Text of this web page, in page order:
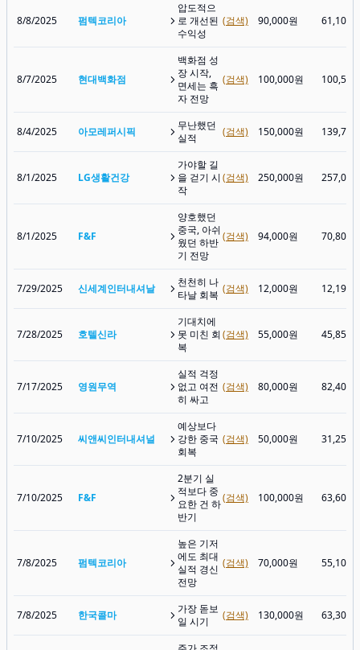
8/8/2025 펌텍코리아
압도적으
로 개선된
수익성
(검색) 90,000원 61,100
8/7/2025 현대백화점
백화점 성
장 시작,
면세는 흑
자 전망
(검색) 100,000원 100,500
8/4/2025 아모레퍼시픽
무난했던
실적
(검색) 150,000원 139,700
8/1/2025 LG생활건강
가야할 길
을 걷기 시
작
(검색) 250,000원 257,000
8/1/2025 F&F
양호했던
중국, 아쉬
웠던 하반
기 전망
(검색) 94,000원 70,800
7/29/2025 신세계인터내셔날
천천히 나
타날 회복 (검색) 12,000원 12,190
7/28/2025 호텔신라
기대치에
못 미친 회
복
(검색) 55,000원 45,850
7/17/2025 영원무역
실적 걱정
없고 여전
히 싸고
(검색) 80,000원 82,400
7/10/2025 씨앤씨인터내셔널
예상보다
강한 중국
회복
(검색) 50,000원 31,250
7/10/2025 F&F
2분기 실
적보다 중
요한 건 하
반기
(검색) 100,000원 63,600
7/8/2025 펌텍코리아
높은 기저
에도 최대
실적 경신
전망
(검색) 70,000원 55,100
7/8/2025 한국콜마
가장 돋보
일 시기
(검색) 130,000원 63,300